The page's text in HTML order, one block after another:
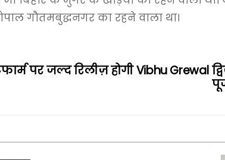
गौतमबुद्धनगर का रहने वाला था।
पर जल्द रिलीज़ होगी Vibhu Grewal